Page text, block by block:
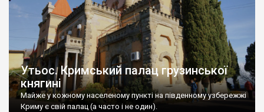
Утьос. Кримський палац грузинської
княгині
Майже у кожному населеному пункті на південному узбережжі
Криму є свій палац (а часто і не один).